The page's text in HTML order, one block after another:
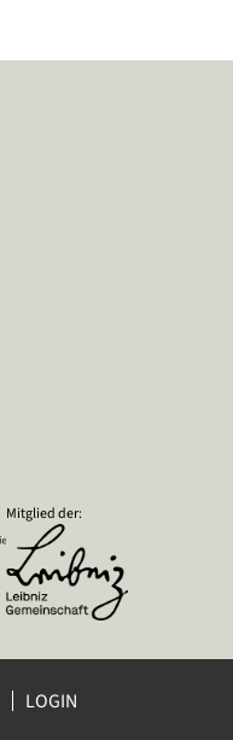
Mitglied der:
LOGIN